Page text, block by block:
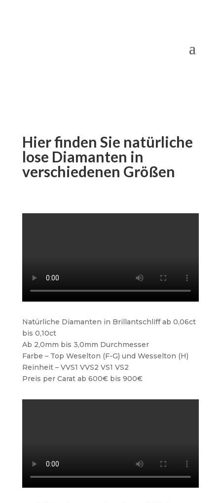
Hier finden Sie natürliche
lose Diamanten in
verschiedenen Größen
Natürliche Diamanten in Brillantschliff ab 0,06ct
bis 0,10ct
Ab 2,0mm bis 3,0mm Durchmesser
Farbe – Top Weselton (F-G) und Wesselton (H)
Reinheit – VVS1 VVS2 VS1 VS2
Preis per Carat ab 600€ bis 900€